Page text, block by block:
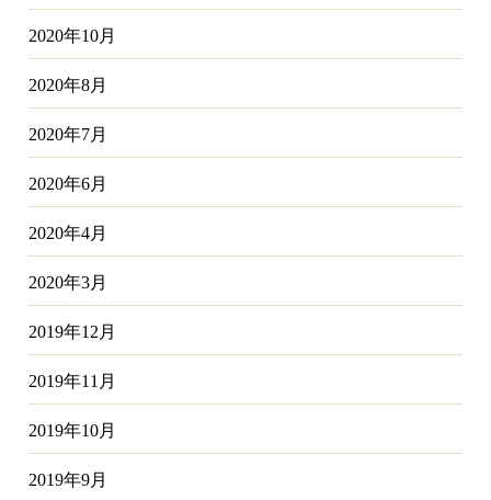
2020年10月
2020年8月
2020年7月
2020年6月
2020年4月
2020年3月
2019年12月
2019年11月
2019年10月
2019年9月